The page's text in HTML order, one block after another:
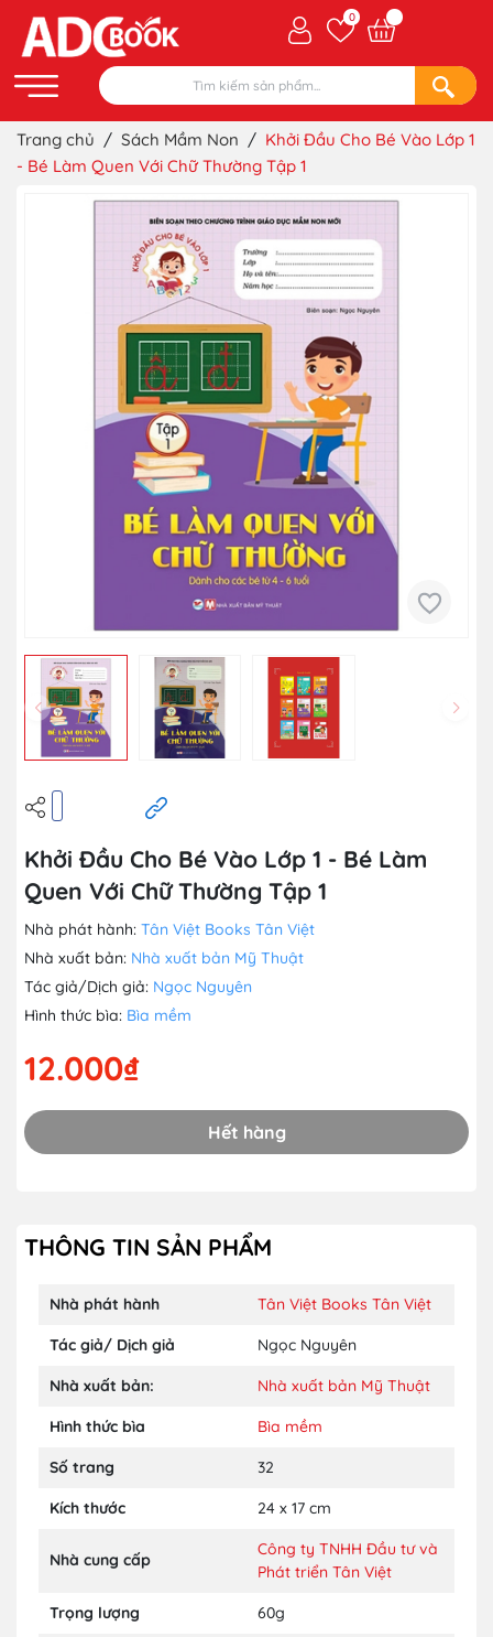
0
Trang chủ / Sách Mầm Non / Khởi Đầu Cho Bé Vào Lớp 1
- Bé Làm Quen Với Chữ Thường Tập 1
Khởi Đầu Cho Bé Vào Lớp 1 - Bé Làm
Quen Với Chữ Thường Tập 1
Nhà phát hành: Tân Việt Books Tân Việt
Nhà xuất bản: Nhà xuất bản Mỹ Thuật
Tác giả/Dịch giả: Ngọc Nguyên
Hình thức bìa: Bìa mềm
12.000₫
Hết hàng
THÔNG TIN SẢN PHẨM
Nhà phát hành Tân Việt Books Tân Việt
Tác giả/ Dịch giả Ngọc Nguyên
Nhà xuất bản: Nhà xuất bản Mỹ Thuật
Hình thức bìa Bìa mềm
Số trang 32
Kích thước 24 x 17 cm
Nhà cung cấp
Công ty TNHH Đầu tư và
Phát triển Tân Việt
Trọng lượng 60g